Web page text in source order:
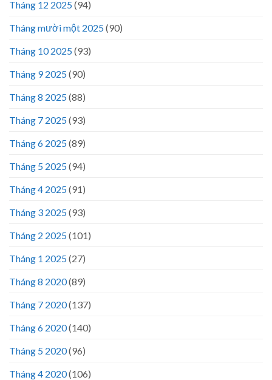
Tháng 12 2025(94)
Tháng mười một 2025(90)
Tháng 10 2025(93)
Tháng 9 2025(90)
Tháng 8 2025(88)
Tháng 7 2025(93)
Tháng 6 2025(89)
Tháng 5 2025(94)
Tháng 4 2025(91)
Tháng 3 2025(93)
Tháng 2 2025(101)
Tháng 1 2025(27)
Tháng 8 2020(89)
Tháng 7 2020(137)
Tháng 6 2020(140)
Tháng 5 2020(96)
Tháng 4 2020(106)